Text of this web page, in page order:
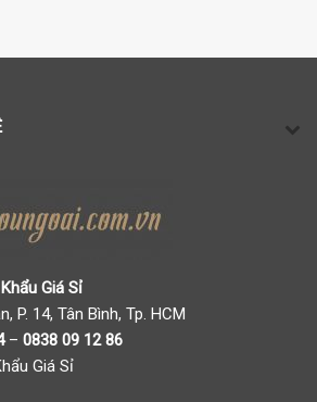
Giá Sỉ
P. 14, Tân Bình, Tp. HCM
– 0838 09 12 86
Giá Sỉ